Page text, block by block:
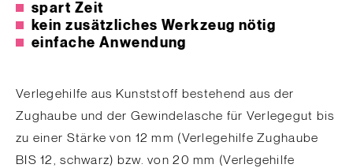
spart Zeit
kein zusätzliches Werkzeug nötig
einfache Anwendung
Verlegehilfe aus Kunststoff bestehend aus der
Zughaube und der Gewindelasche für Verlegegut bis
zu einer Stärke von 12 mm (Verlegehilfe Zughaube
BIS 12, schwarz) bzw. von 20 mm (Verlegehilfe